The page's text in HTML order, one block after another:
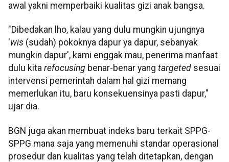
awal yakni memperbaiki kualitas gizi anak bangsa.
"Dibedakan lho, kalau yang dulu mungkin ujungnya
'wis (sudah) pokoknya dapur ya dapur, sebanyak
mungkin dapur', kami enggak mau, penerima manfaat
dulu kita refocusing benar-benar yang targeted sesuai
intervensi pemerintah dalam hal gizi memang
memerlukan itu, baru konsekuensinya pasti dapur,"
ujar dia.
BGN juga akan membuat indeks baru terkait SPPG-
SPPG mana saja yang memenuhi standar operasional
prosedur dan kualitas yang telah ditetapkan, dengan